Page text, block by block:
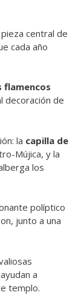
central de
cada año
flamencos
decoración de
la capilla de
Mújica, y la
los
políptico
junto a una
a
templo.